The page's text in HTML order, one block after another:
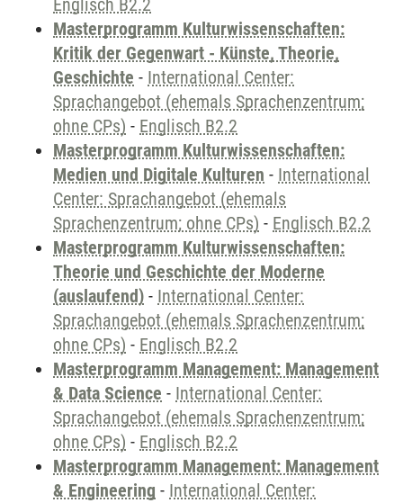
Englisch B2.2
Masterprogramm Kulturwissenschaften:
Kritik der Gegenwart - Künste, Theorie,
Geschichte - International Center:
Sprachangebot (ehemals Sprachenzentrum;
ohne CPs) - Englisch B2.2
Masterprogramm Kulturwissenschaften:
Medien und Digitale Kulturen - International
Center: Sprachangebot (ehemals
Sprachenzentrum; ohne CPs) - Englisch B2.2
Masterprogramm Kulturwissenschaften:
Theorie und Geschichte der Moderne
(auslaufend) - International Center:
Sprachangebot (ehemals Sprachenzentrum;
ohne CPs) - Englisch B2.2
Masterprogramm Management: Management
& Data Science - International Center:
Sprachangebot (ehemals Sprachenzentrum;
ohne CPs) - Englisch B2.2
Masterprogramm Management: Management
& Engineering - International Center: